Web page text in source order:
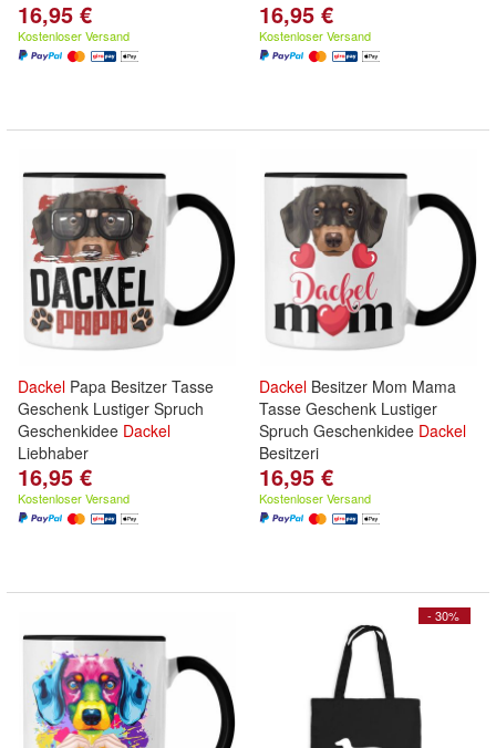
16,95 €
Kostenloser Versand
16,95 €
Kostenloser Versand
Dackel Papa Besitzer Tasse
Geschenk Lustiger Spruch
Geschenkidee Dackel
Liebhaber
16,95 €
Kostenloser Versand
Dackel Besitzer Mom Mama
Tasse Geschenk Lustiger
Spruch Geschenkidee Dackel
Besitzeri
16,95 €
Kostenloser Versand
- 30%